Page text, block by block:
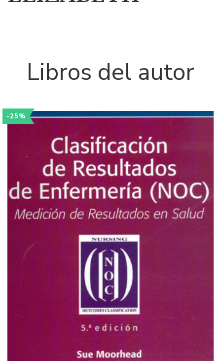
Libros del autor
-25%